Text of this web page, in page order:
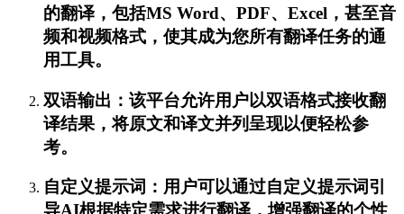
的翻译，包括MS Word、PDF、Excel，甚至音
频和视频格式，使其成为您所有翻译任务的通
用工具。
双语输出：该平台允许用户以双语格式接收翻
译结果，将原文和译文并列呈现以便轻松参
考。
自定义提示词：用户可以通过自定义提示词引
导AI根据特定需求进行翻译，增强翻译的个性